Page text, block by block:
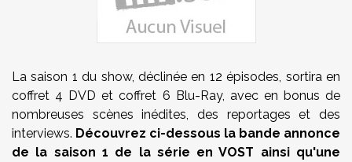
La saison 1 du show, déclinée en 12 épisodes, sortira en
coffret 4 DVD et coffret 6 Blu-Ray, avec en bonus de
nombreuses scènes inédites, des reportages et des
interviews. Découvrez ci-dessous la bande annonce
de la saison 1 de la série en VOST ainsi qu'une